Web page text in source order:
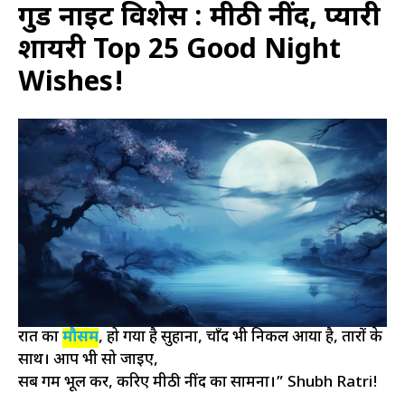
गुड नाईट विशेस : मीठी नींद, प्यारी
शायरी Top 25 Good Night
Wishes!
रात कामौसम, हो गया है सुहाना, चाँद भी निकल आया है, तारों के
साथ। आप भी सो जाइए,
सब गम भूल कर, करिए मीठी नींद का सामना।” Shubh Ratri!